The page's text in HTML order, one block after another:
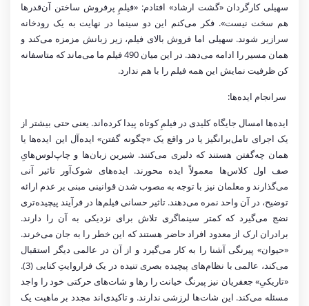
سهیلی کارگردان «گشت ارشاد» افتادم: «فیلمِ پرفروش ساختن آن‌قدرها
هم سخت نیست». فکر می‌کنم این دو سینما در نهایت به یک رودخانه
سرازیر شوند. سهیلی اما فروش بالای فیلم، زیر زبانش مزمزه می‌کند و
همان مسیر را ادامه می‌دهد. در این میان 490 فیلم ما می‌ماند که متاسفانه
کن ظرفیت نمایش این همه فیلم را با هم ندارد.
سرانجام ایده‌ها:
ایده‌ها امسال جایگاه کلیدی در فیلمِ کوتاه پیدا کرده‌اند. یعنی حتی بیشتر از
یک اجرای تامل‌برانگیز یا در واقع یک «چگونه‌ گفتن» ایده‌آل این ایده‌ها یا
همان چه‌گفتن هستند که دلبری می‌کنند. شیرین ‌زبان‌ها و چاپ‌لوس‌هایِ
صف اول کلاس‌ها معمولاً ایده‌ محورند. ایده‌های شوک‌آور تاثیر آنی
می‌گذارند و معلمان نیز با توجه به مصوب شدن قوانینی مبنی بر عدم ارائه
توضیح، در آن واحد نمره می‌دهند. تاثیر حسانی فیلم‌ها در فرآیند پیچیده‌تری
نضج می‌گیرد که کمتر سینماگری تلاش برای نزدیکی به آن را دارند.
برادران ارک از معدود افراد حاضر هستند که این خطر را به جان می‌خرند.
«حیوان» پیرنگی آشنا را به کار می‌گیرد و از آن در عالمی دیگر استقبال
می‌کند، عالمی با نظام‌های پیچیده بصری تنیده در یک فراروایتِ کنایی (3).
«تاریکیِ» جعفریان نیز پیرنگ خیانت را رها و شات‌های حرکتی خود را واجد
مسئله می‌کند. این شات‌ها لرزشی ندارند. و تاکیدی‌اند مجدد بر ماهیت یک